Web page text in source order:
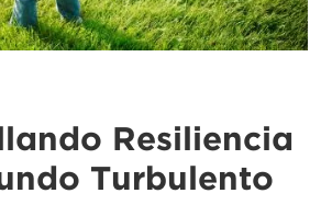
Resiliencia
Turbulento